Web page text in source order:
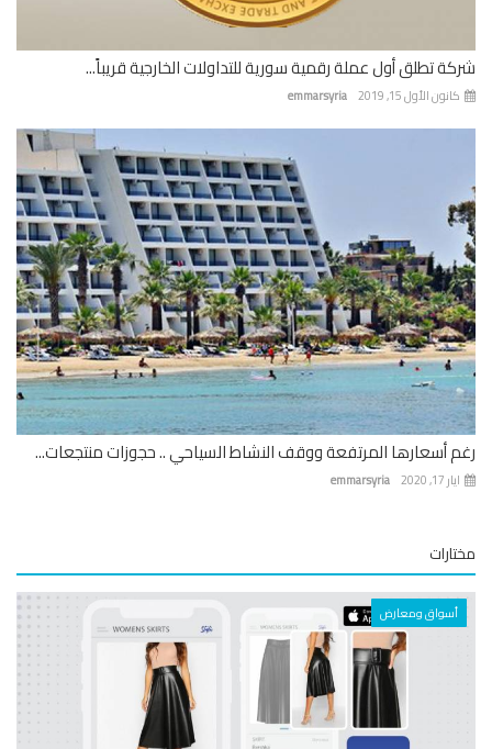
تطلق أول عملة رقمية سورية للتداولات الخارجية قريباً...
emmarsyria الأول 15, 2019
أسعارها المرتفعة ووقف النشاط السياحي .. حجوزات منتجعات...
emmarsyria
أسواق ومعارض